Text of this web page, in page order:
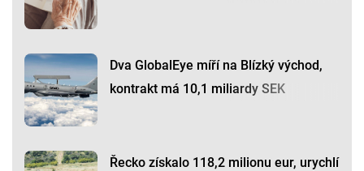
Dva GlobalEye míří na Blízký východ,
kontrakt má 10,1 miliardy SEK
Řecko získalo 118,2 milionu eur, urychlí